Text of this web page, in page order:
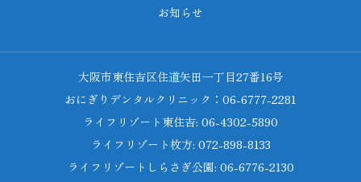
お知らせ
大阪市東住吉区住道矢田一丁目27番16号
おにぎりデンタルクリニック：06-6777-2281
ライフリゾート東住吉: 06-4302-5890
ライフリゾート枚方: 072-898-8133
ライフリゾートしらさぎ公園: 06-6776-2130